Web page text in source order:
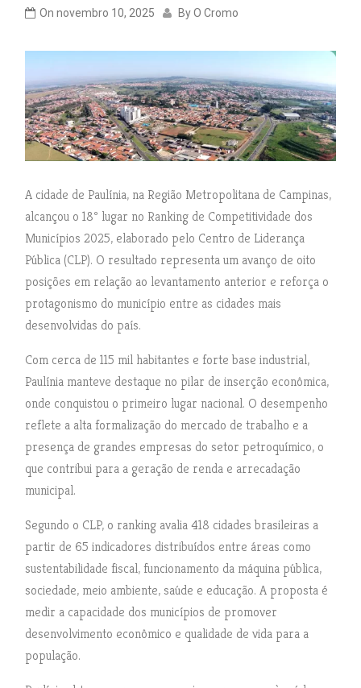
On novembro 10, 2025 ByO Cromo
A cidade de Paulínia, na Região Metropolitana de Campinas,
alcançou o 18º lugar no Ranking de Competitividade dos
Municípios 2025, elaborado pelo Centro de Liderança
Pública (CLP). O resultado representa um avanço de oito
posições em relação ao levantamento anterior e reforça o
protagonismo do município entre as cidades mais
desenvolvidas do país.
Com cerca de 115 mil habitantes e forte base industrial,
Paulínia manteve destaque no pilar de inserção econômica,
onde conquistou o primeiro lugar nacional. O desempenho
reflete a alta formalização do mercado de trabalho e a
presença de grandes empresas do setor petroquímico, o
que contribui para a geração de renda e arrecadação
municipal.
Segundo o CLP, o ranking avalia 418 cidades brasileiras a
partir de 65 indicadores distribuídos entre áreas como
sustentabilidade fiscal, funcionamento da máquina pública,
sociedade, meio ambiente, saúde e educação. A proposta é
medir a capacidade dos municípios de promover
desenvolvimento econômico e qualidade de vida para a
população.